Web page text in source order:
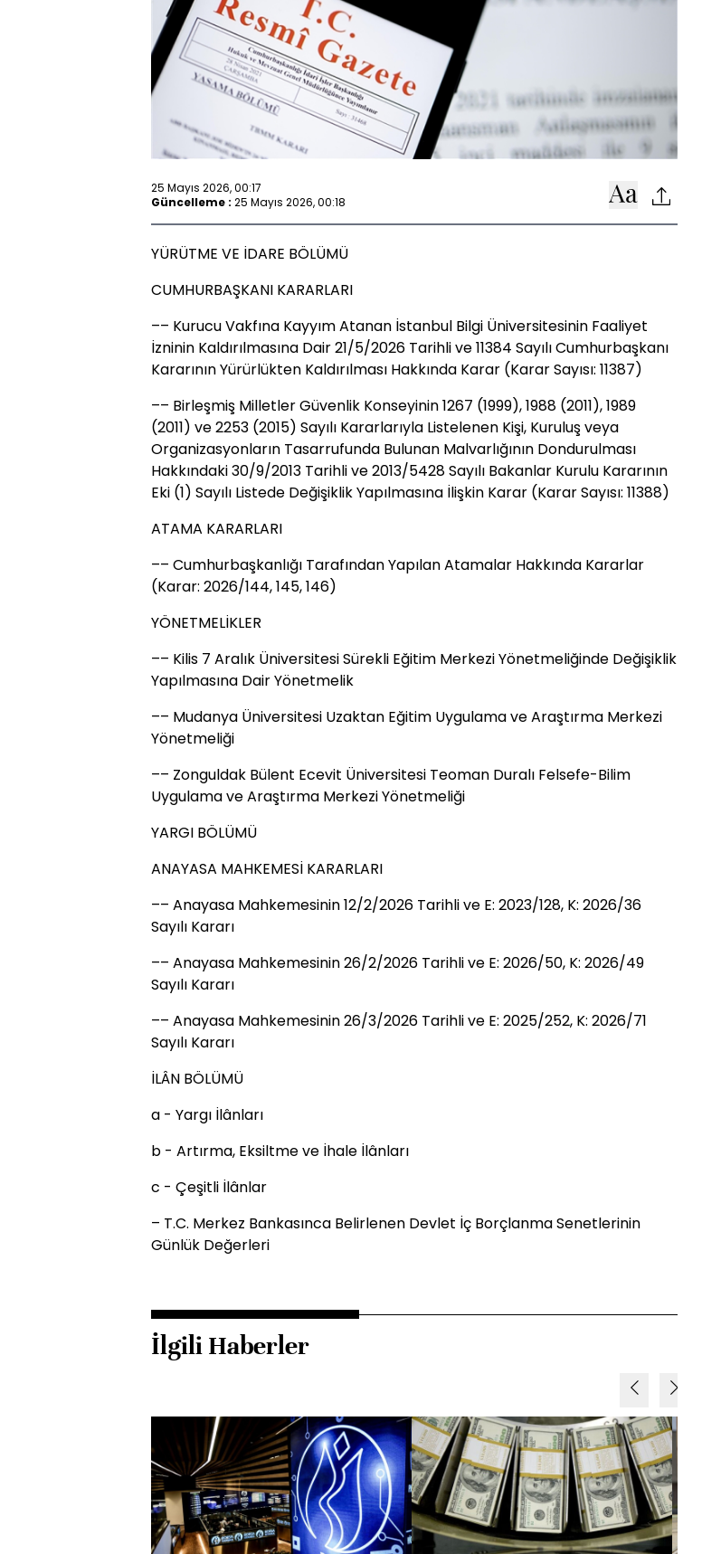
25 Mayıs 2026, 00:17
Güncelleme : 25 Mayıs 2026, 00:18
YÜRÜTME VE İDARE BÖLÜMÜ
CUMHURBAŞKANI KARARLARI
–– Kurucu Vakfına Kayyım Atanan İstanbul Bilgi Üniversitesinin Faaliyet
İzninin Kaldırılmasına Dair 21/5/2026 Tarihli ve 11384 Sayılı Cumhurbaşkanı
Kararının Yürürlükten Kaldırılması Hakkında Karar (Karar Sayısı: 11387)
–– Birleşmiş Milletler Güvenlik Konseyinin 1267 (1999), 1988 (2011), 1989
(2011) ve 2253 (2015) Sayılı Kararlarıyla Listelenen Kişi, Kuruluş veya
Organizasyonların Tasarrufunda Bulunan Malvarlığının Dondurulması
Hakkındaki 30/9/2013 Tarihli ve 2013/5428 Sayılı Bakanlar Kurulu Kararının
Eki (1) Sayılı Listede Değişiklik Yapılmasına İlişkin Karar (Karar Sayısı: 11388)
ATAMA KARARLARI
–– Cumhurbaşkanlığı Tarafından Yapılan Atamalar Hakkında Kararlar
(Karar: 2026/144, 145, 146)
YÖNETMELİKLER
–– Kilis 7 Aralık Üniversitesi Sürekli Eğitim Merkezi Yönetmeliğinde Değişiklik
Yapılmasına Dair Yönetmelik
–– Mudanya Üniversitesi Uzaktan Eğitim Uygulama ve Araştırma Merkezi
Yönetmeliği
–– Zonguldak Bülent Ecevit Üniversitesi Teoman Duralı Felsefe-Bilim
Uygulama ve Araştırma Merkezi Yönetmeliği
YARGI BÖLÜMÜ
ANAYASA MAHKEMESİ KARARLARI
–– Anayasa Mahkemesinin 12/2/2026 Tarihli ve E: 2023/128, K: 2026/36
Sayılı Kararı
–– Anayasa Mahkemesinin 26/2/2026 Tarihli ve E: 2026/50, K: 2026/49
Sayılı Kararı
–– Anayasa Mahkemesinin 26/3/2026 Tarihli ve E: 2025/252, K: 2026/71
Sayılı Kararı
İLÂN BÖLÜMÜ
a - Yargı İlânları
b - Artırma, Eksiltme ve İhale İlânları
c - Çeşitli İlânlar
– T.C. Merkez Bankasınca Belirlenen Devlet İç Borçlanma Senetlerinin
Günlük Değerleri
İlgili Haberler